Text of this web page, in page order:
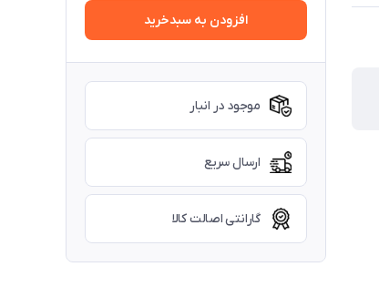
افزودن به سبدخرید
موجود در انبار
ارسال سریع
گارانتی اصالت کالا